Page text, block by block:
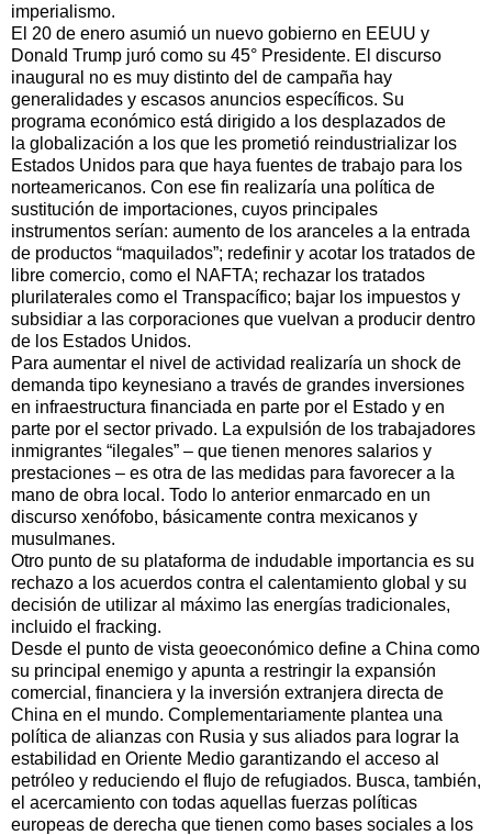
imperialismo.
El 20 de enero asumió un nuevo gobierno en EEUU y
Donald Trump juró como su 45° Presidente. El discurso
inaugural no es muy distinto del de campaña hay
generalidades y escasos anuncios específicos. Su
programa económico está dirigido a los desplazados de
la globalización a los que les prometió reindustrializar los
Estados Unidos para que haya fuentes de trabajo para los
norteamericanos. Con ese fin realizaría una política de
sustitución de importaciones, cuyos principales
instrumentos serían: aumento de los aranceles a la entrada
de productos “maquilados”; redefinir y acotar los tratados de
libre comercio, como el NAFTA; rechazar los tratados
plurilaterales como el Transpacífico; bajar los impuestos y
subsidiar a las corporaciones que vuelvan a producir dentro
de los Estados Unidos.
Para aumentar el nivel de actividad realizaría un shock de
demanda tipo keynesiano a través de grandes inversiones
en infraestructura financiada en parte por el Estado y en
parte por el sector privado. La expulsión de los trabajadores
inmigrantes “ilegales” – que tienen menores salarios y
prestaciones – es otra de las medidas para favorecer a la
mano de obra local. Todo lo anterior enmarcado en un
discurso xenófobo, básicamente contra mexicanos y
musulmanes.
Otro punto de su plataforma de indudable importancia es su
rechazo a los acuerdos contra el calentamiento global y su
decisión de utilizar al máximo las energías tradicionales,
incluido el fracking.
Desde el punto de vista geoeconómico define a China como
su principal enemigo y apunta a restringir la expansión
comercial, financiera y la inversión extranjera directa de
China en el mundo. Complementariamente plantea una
política de alianzas con Rusia y sus aliados para lograr la
estabilidad en Oriente Medio garantizando el acceso al
petróleo y reduciendo el flujo de refugiados. Busca, también,
el acercamiento con todas aquellas fuerzas políticas
europeas de derecha que tienen como bases sociales a los